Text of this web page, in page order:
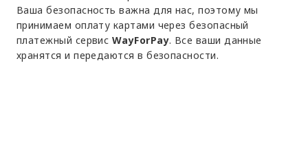
Ваша безопасность важна для нас, поэтому мы
принимаем оплату картами через безопасный
платежный сервис WayForPay. Все ваши данные
хранятся и передаются в безопасности.